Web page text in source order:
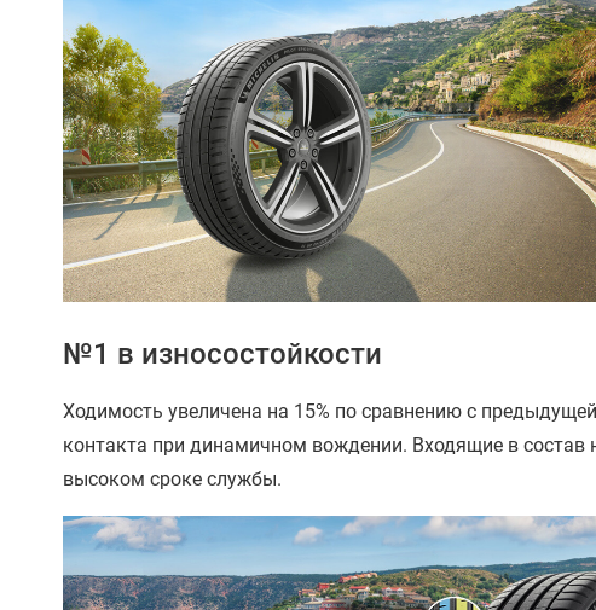
№1 в износостойкости
Ходимость увеличена на 15% по сравнению с
контакта при динамичном вождении​. Входящие в состав
высоком сроке службы.